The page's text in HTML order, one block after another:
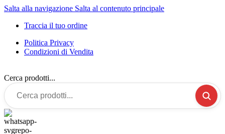
Salta alla navigazione Salta al contenuto principale
Traccia il tuo ordine
Politica Privacy
Condizioni di Vendita
Cerca prodotti...